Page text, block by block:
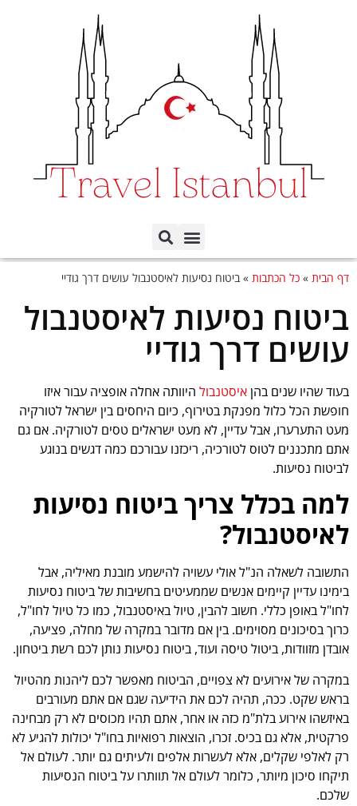
דף הבית » כל הכתבות »ביטוח נסיעות לאיסטנבול עושים דרך גודיי
ביטוח נסיעות לאיסטנבול
עושים דרך גודיי
בעוד שהיו שנים בהן איסטנבול היוותה אחלה אופציה עבור איזו
חופשת הכל כלול מפנקת בטירוף, כיום היחסים בין ישראל לטורקיה
מעט התערערו, אבל עדיין, לא מעט ישראלים טסים לטורקיה. אם גם
אתם מתכננים לטוס לטורכיה, ריכזנו עבורכם כמה דגשים בנוגע
לביטוח נסיעות.
למה בכלל צריך ביטוח נסיעות
לאיסטנבול?
התשובה לשאלה הנ"ל אולי עשויה להישמע מובנת מאיליה, אבל
בימינו עדיין קיימים אנשים שממעיטים בחשיבות של ביטוח נסיעות
לחו"ל באופן כללי. חשוב להבין, טיול באיסטנבול, כמו כל טיול לחו"ל,
כרוך בסיכונים מסוימים. בין אם מדובר במקרה של מחלה, פציעה,
אובדן מזוודות, ביטול טיסה ועוד, ביטוח נסיעות נותן לכם רשת ביטחון.
במקרה של אירועים לא צפויים, הביטוח מאפשר לכם ליהנות מהטיול
בראש שקט. ככה, תהיה לכם את הידיעה שגם אם אתם מעורבים
באיזשהו אירוע בלת"מ כזה או אחר, אתם תהיו מכוסים לא רק מבחינה
פרקטית, אלא גם בכיס. זכרו, הוצאות רפואיות בחו"ל יכולות להגיע לא
רק לאלפי שקלים, אלא לעשרות אלפים ולעיתים גם יותר. לעולם אל
תיקחו סיכון מיותר, כלומר לעולם אל תוותרו על ביטוח הנסיעות
שלכם.